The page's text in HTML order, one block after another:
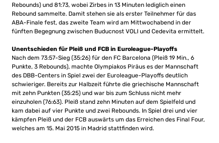
Rebounds) und 81:73, wobei Zirbes in 13 Minuten lediglich einen
Rebound sammelte. Damit stehen sie als erster Teilnehmer für das
ABA-Finale fest, das zweite Team wird am Mittwochabend in der
fünften Begegnung zwischen Buducnost VOLI und Cedevita ermittelt.
Unentschieden für Pleiß und FCB in Euroleague-Playoffs
Nach dem 73:57-Sieg (35:26) für den FC Barcelona (Pleiß 19 Min., 6
Punkte, 3 Rebounds), machte Olympiakos Piräus es der Mannschaft
des DBB-Centers in Spiel zwei der Euroleague-Playoffs deutlich
schwieriger. Bereits zur Halbzeit führte die griechische Mannschaft
mit zehn Punkten (35:25) und war bis zum Schluss nicht mehr
einzuholen (76:63). Pleiß stand zehn Minuten auf dem Spielfeld und
kam dabei auf vier Punkte und zwei Rebounds. In Spiel drei und vier
kämpfen Pleiß und der FCB auswärts um das Erreichen des Final Four,
welches am 15. Mai 2015 in Madrid stattfinden wird.